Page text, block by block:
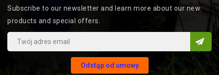
Subscribe to our newsletter and learn more about our new
products and special offers.
Odstąp od umowy